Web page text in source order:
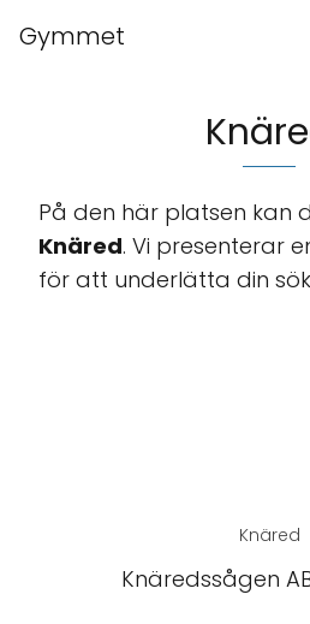
Gymmet
På den här platsen kan
Knäred. Vi presenterar
för att underlätta din
Knäred
Knäredssågen